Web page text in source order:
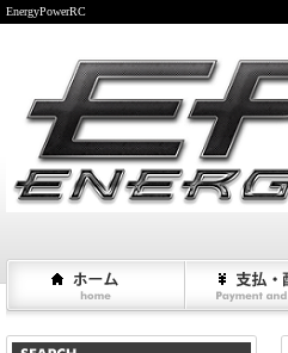
EnergyPowerRC